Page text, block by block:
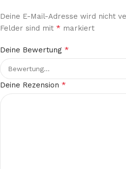
Deine E-Mail-Adresse wird nicht
Felder sind mit * markiert
Deine Bewertung *
Deine Rezension *